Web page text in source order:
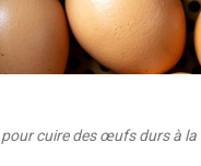
cuire des œufs durs à la